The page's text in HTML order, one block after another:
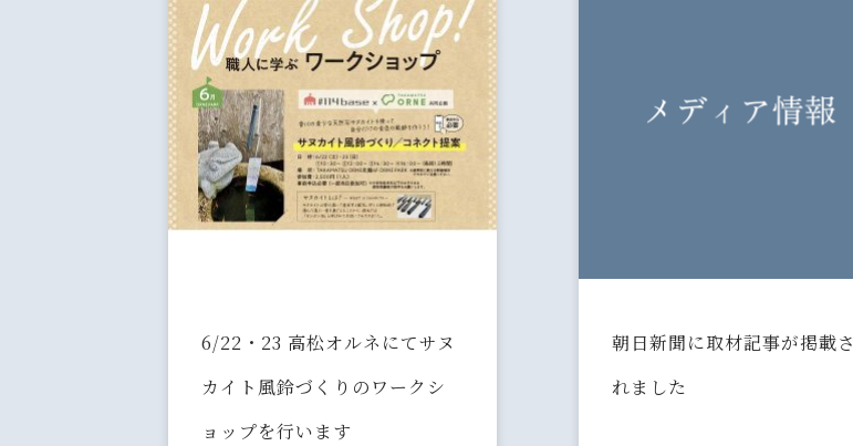
6/22・23 高松オルネにてサヌ
カイト風鈴づくりのワークシ
ョップを行います
朝日新聞に取材記事が掲載さ
れました